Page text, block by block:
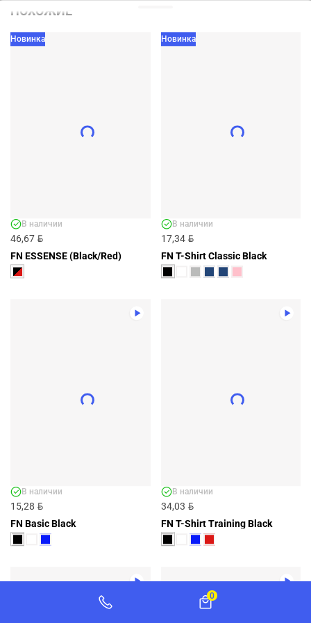
BYN
ПОХОЖИЕ
Новинка
46,67 BYN
В наличии
FN ESSENSE (Black/Red)
Новинка
17,34 BYN
В наличии
FN T-Shirt Classic Black
15,28 BYN
В наличии
FN Basic Black
34,03 BYN
В наличии
FN T-Shirt Training Black
0